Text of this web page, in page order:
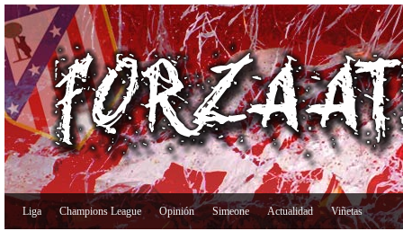
Liga Champions League Opinión Simeone Actualidad Viñetas